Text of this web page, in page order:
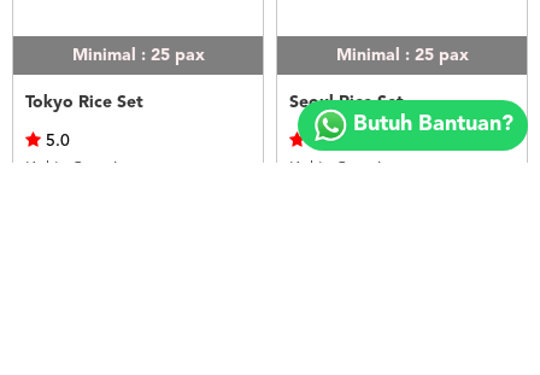
2018
FOODSPOT.CO.ID
Minimal : 25 pax
Tokyo Rice Set
5.0
Kek's Catering
Minimal : 25 pax
Seoul Rice Set
5.0
Kek's Catering
Butuh Bantuan?